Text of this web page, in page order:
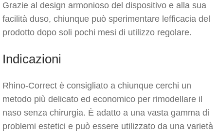
Grazie al design armonioso del dispositivo e alla sua
facilità duso, chiunque può sperimentare lefficacia del
prodotto dopo soli pochi mesi di utilizzo regolare.
Indicazioni
Rhino-Correct è consigliato a chiunque cerchi un
metodo più delicato ed economico per rimodellare il
naso senza chirurgia. È adatto a una vasta gamma di
problemi estetici e può essere utilizzato da una varietà